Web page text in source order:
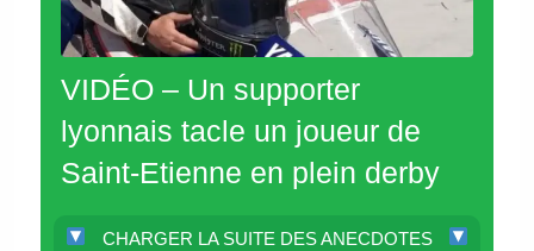
VIDÉO – Un supporter
lyonnais tacle un joueur de
Saint-Etienne en plein derby
CHARGER LA SUITE DES ANECDOTES